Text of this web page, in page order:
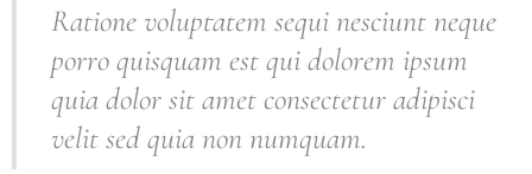
Ratione voluptatem sequi nesciunt neque
porro quisquam est qui dolorem ipsum
quia dolor sit amet consectetur adipisci
velit sed quia non numquam.